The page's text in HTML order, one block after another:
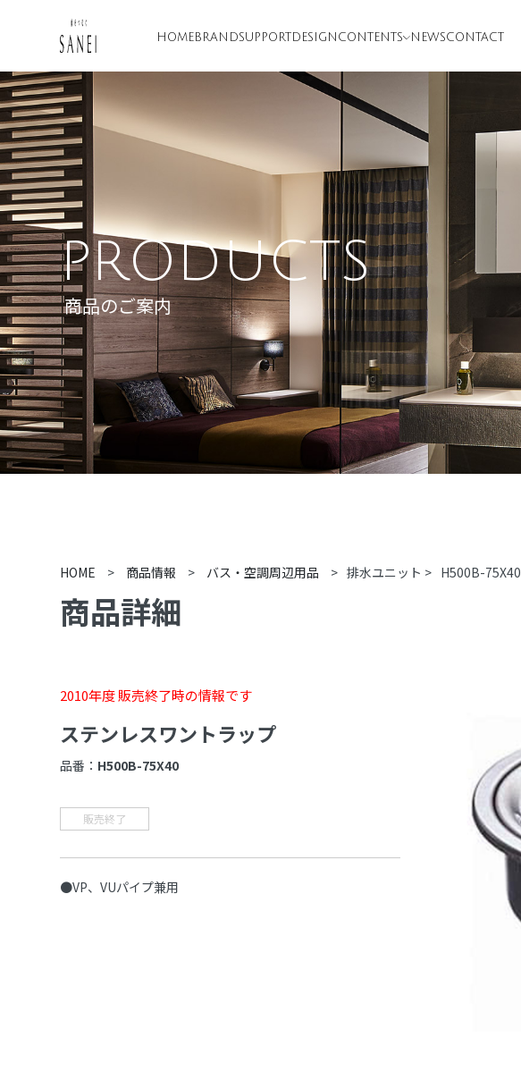
HOME BRANDSUPPORT DESIGN CONTENTS NEWSCONTACT
PRODUCTS
商品のご案内
HOME > 商品情報 > バス・空調周辺用品 > 排水ユニット > H500B-75X40
商品詳細
2010年度 販売終了時の情報です
ステンレスワントラップ
品番： H500B-75X40
販売終了
●VP、VUパイプ兼用